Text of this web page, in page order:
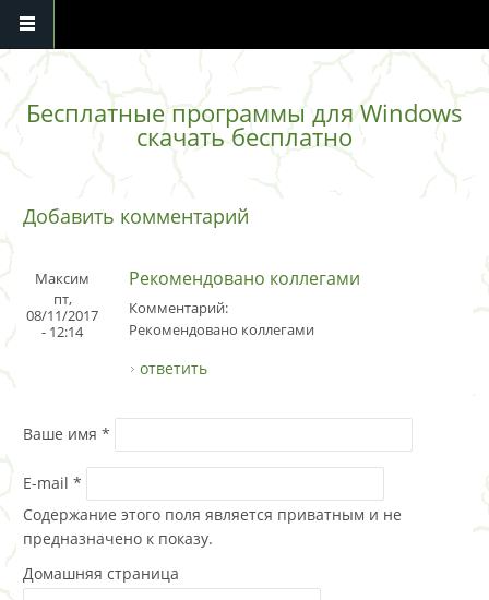
Перейти к основному содержанию
Бесплатные программы для Windows
скачать бесплатно
Добавить комментарий
Максим
пт,
08/11/2017
- 12:14
Рекомендовано коллегами
Комментарий:
Рекомендовано коллегами
ответить
Ваше имя *
E-mail *
Содержание этого поля является приватным и не
предназначено к показу.
Домашняя страница